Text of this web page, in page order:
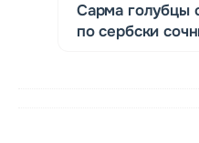
Сарма голубцы
по сербски